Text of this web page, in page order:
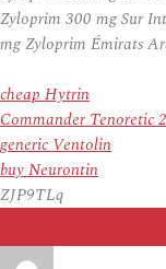
Zyloprim 300 mg Sur
mg Zyloprim Émirats
cheap Hytrin
Commander Tenoretic
generic Ventolin
buy Neurontin
ZJP9TLq